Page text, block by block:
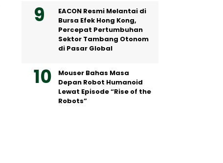
EACON Resmi Melantai di
Bursa Efek Hong Kong,
Percepat Pertumbuhan
Sektor Tambang Otonom
di Pasar Global
Mouser Bahas Masa
Depan Robot Humanoid
Lewat Episode “Rise of the
Robots”